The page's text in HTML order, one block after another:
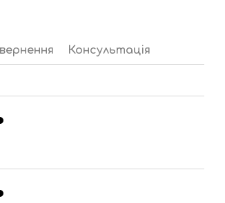
Консультація